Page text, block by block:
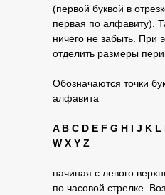
(первой буквой в
первая по алфавиту).
ничего не забыть. При
отделить размеры
Обозначаются точки
алфавита
A B C D E F G H I J K L
W X Y Z
начиная с левого
по часовой стрелке.